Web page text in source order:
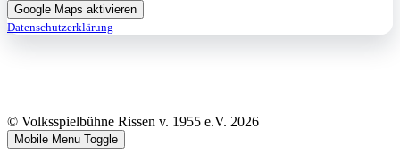
Google Maps aktivieren
Datenschutzerklärung
© Volksspielbühne Rissen v. 1955 e.V. 2026
Mobile Menu Toggle